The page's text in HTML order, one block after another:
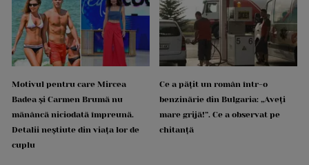
Motivul pentru care Mircea
Badea și Carmen Brumă nu
mănâncă niciodată împreună.
Detalii neștiute din viața lor de
cuplu
Ce a pățit un român într-o
benzinărie din Bulgaria: „Aveți
mare grijă!”. Ce a observat pe
chitanță